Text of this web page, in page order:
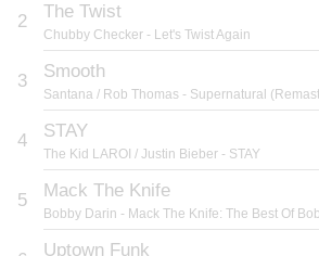
2 The Twist
Chubby Checker - Let's Twist Again
3 Smooth
Santana / Rob Thomas - Supernatural
4 STAY
The Kid LAROI / Justin Bieber - STAY
5 Mack The Knife
Bobby Darin - Mack The Knife: The Best Of
Uptown Funk